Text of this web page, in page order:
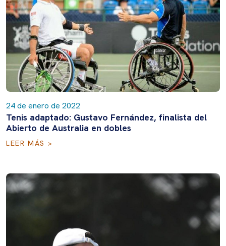
24 de enero de 2022
Tenis adaptado: Gustavo Fernández, finalista del
Abierto de Australia en dobles
LEER MÁS >